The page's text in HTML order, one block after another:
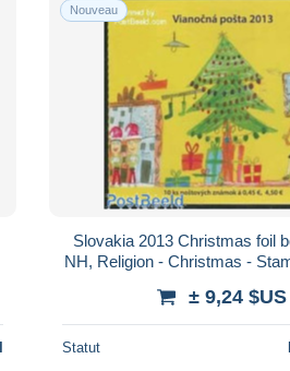
Nouveau
Slovakia 2013 Christmas foil
NH, Religion - Christmas -
± 9,24 $US
Statut